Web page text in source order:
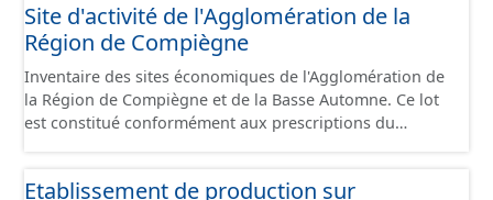
Site d'activité de l'Agglomération de la
Région de Compiègne
Inventaire des sites économiques de l'Agglomération de
la Région de Compiègne et de la Basse Automne. Ce lot
est constitué conformément aux prescriptions du
Etablissement de production sur